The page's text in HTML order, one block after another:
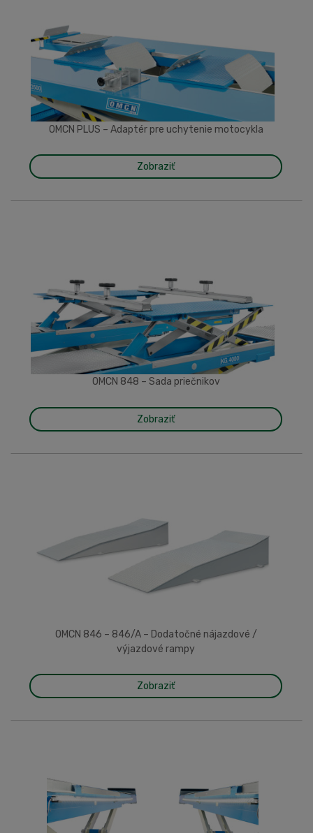
OMCN PLUS – Adaptér pre uchytenie motocykla
Zobraziť
OMCN 848 – Sada priečnikov
Zobraziť
OMCN 846 – 846/A – Dodatočné nájazdové /
výjazdové rampy
Zobraziť